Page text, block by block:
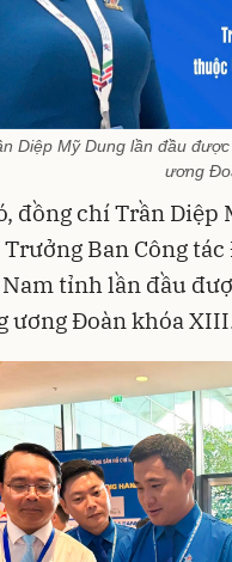
Diệp Mỹ Dung lần đầu
ương
đồng chí Trần
Ban Công
tỉnh lần đầu
ương Đoàn khóa